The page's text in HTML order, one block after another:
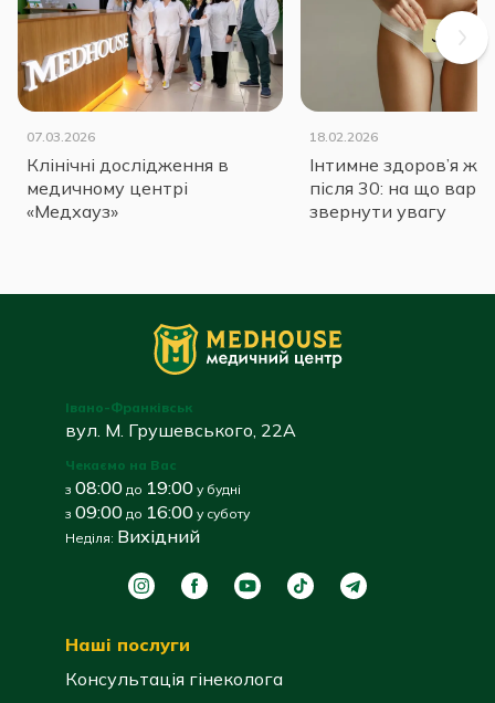
07.03.2026
Клінічні дослідження в
медичному центрі
«Медхауз»
18.02.2026
Інтимне здоров’я
після 30: на що варто
звернути увагу
Івано-Франківськ
вул. М. Грушевського, 22А
Чекаємо на Вас
з 08:00 до 19:00 у будні
з 09:00 до 16:00 у суботу
Неділя: Вихідний
Наші послуги
Консультація гінеколога